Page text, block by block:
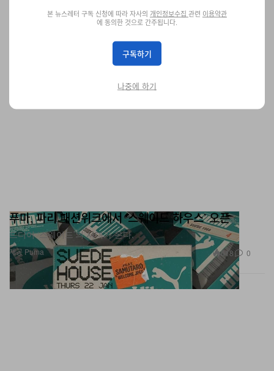
푸마, 파리 패션위크에서 ‘스웨이드 하우스’ 오픈
드디어 ‘스웨이드’의 시대가 온다.
제공 Puma 618 0
본 뉴스레터 구독 신청에 따라 자사의 개인정보수집 관련 이용약관
에 동의한 것으로 간주됩니다.
구독하기
나중에 하기